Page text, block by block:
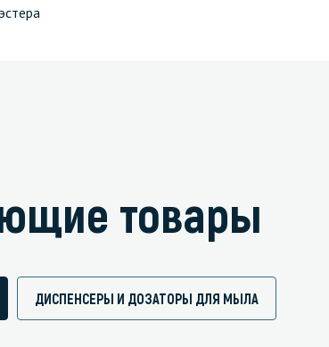
товары
ДИСПЕНСЕРЫ И ДОЗАТОРЫ ДЛЯ МЫЛА